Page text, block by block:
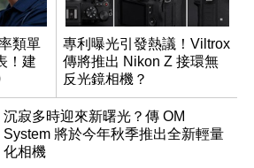
類單
！建
專利曝光引發熱議！Viltrox
傳將推出 Nikon Z 接環無
反光鏡相機？
沉寂多時迎來新曙光？傳 OM
System 將於今年秋季推出全新輕量
化相機